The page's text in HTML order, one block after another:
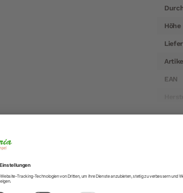
Höhe
EAN
Frankfurt in Olive 14 cm
und einer guten Portion Know-how
wie das Traditionsunternehmen
FRANKFURT sind aus europäischem
des exklusiven Holzes macht jedes Stück zum